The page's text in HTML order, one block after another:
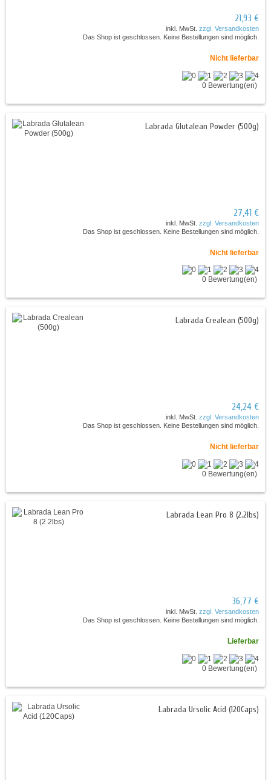
21,93 €
inkl. MwSt. zzgl. Versandkosten
Das Shop ist geschlossen. Keine Bestellungen sind möglich.
Nicht lieferbar
0 Bewertung(en)
Labrada Glutalean Powder (500g)
27,41 €
inkl. MwSt. zzgl. Versandkosten
Das Shop ist geschlossen. Keine Bestellungen sind möglich.
Nicht lieferbar
0 Bewertung(en)
Labrada Crealean (500g)
24,24 €
inkl. MwSt. zzgl. Versandkosten
Das Shop ist geschlossen. Keine Bestellungen sind möglich.
Nicht lieferbar
0 Bewertung(en)
Labrada Lean Pro 8 (2.2lbs)
36,77 €
inkl. MwSt. zzgl. Versandkosten
Das Shop ist geschlossen. Keine Bestellungen sind möglich.
Lieferbar
0 Bewertung(en)
Labrada Ursolic Acid (120Caps)